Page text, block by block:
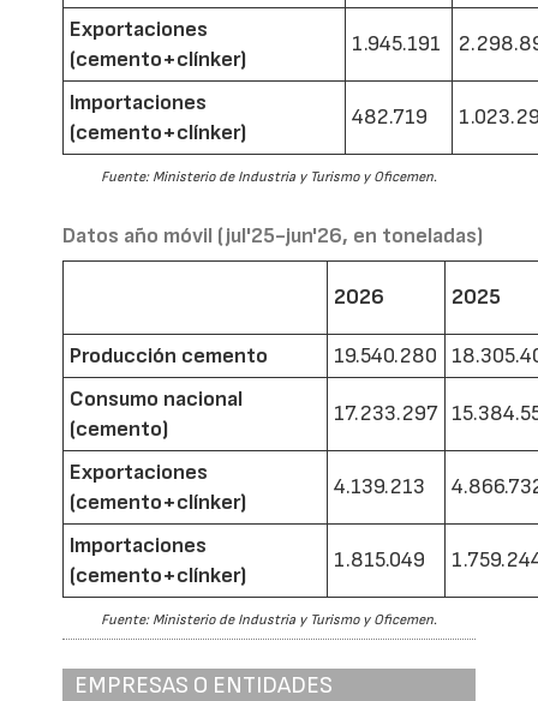
Exportaciones
(cemento+clínker)
1.945.191
Importaciones
(cemento+clínker)
482.719
Fuente: Ministerio de Industria y Turismo y Oficemen.
Datos año móvil (jul'25-jun'26, en toneladas)
2026 2025
Producción cemento 19.540.280
Consumo nacional
(cemento)
17.233.297
Exportaciones
(cemento+clínker)
4.139.213
Importaciones
(cemento+clínker)
1.815.049
Fuente: Ministerio de Industria y Turismo y Oficemen.
EMPRESAS O ENTIDADES